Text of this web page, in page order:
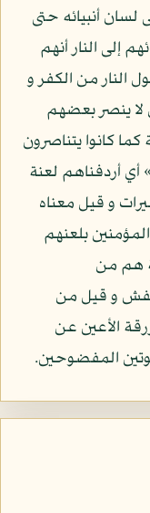
لسان أنبيائه حتى
إلى النار أنهم
النار من الكفر و
لا ينصر بعضهم
كانوا يتناصرون
أي أردفناهم لعنة
و قيل معناه
المؤمنين بلعنهم
هم من
و قيل من
الأعين عن
المفضوحين.